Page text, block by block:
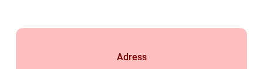
Adress